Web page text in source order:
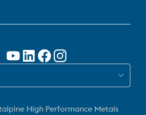
High Performance Metals